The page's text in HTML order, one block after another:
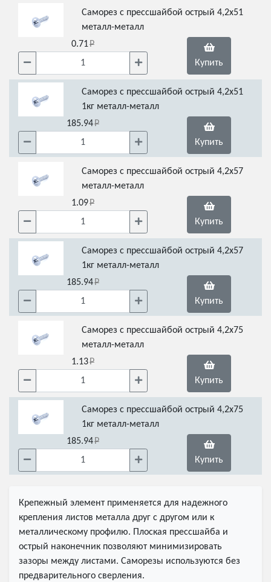
Саморез с прессшайбой острый 4,2х51
металл-металл
0.71
Купить
Саморез с прессшайбой острый 4,2х51
1кг металл-металл
185.94
Купить
Саморез с прессшайбой острый 4,2х57
металл-металл
1.09
Купить
Саморез с прессшайбой острый 4,2х57
1кг металл-металл
185.94
Купить
Саморез с прессшайбой острый 4,2х75
металл-металл
1.13
Купить
Саморез с прессшайбой острый 4,2х75
1кг металл-металл
185.94
Купить
Крепежный элемент применяется для надежного
крепления листов металла друг с другом или к
металлическому профилю. Плоская прессшайба и
острый наконечник позволяют минимизировать
зазоры между листами. Саморезы используются без
предварительного сверления.